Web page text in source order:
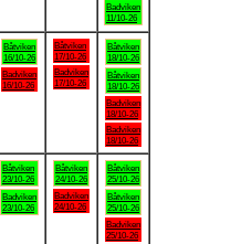
Badviken
11/10-26
Båtviken
16/10-26
Badviken
16/10-26
Båtviken
17/10-26
Badviken
17/10-26
Båtviken
18/10-26
Båtviken
18/10-26
Badviken
18/10-26
Badviken
18/10-26
Båtviken
23/10-26
Badviken
23/10-26
Båtviken
24/10-26
Badviken
24/10-26
Båtviken
25/10-26
Båtviken
25/10-26
Badviken
25/10-26